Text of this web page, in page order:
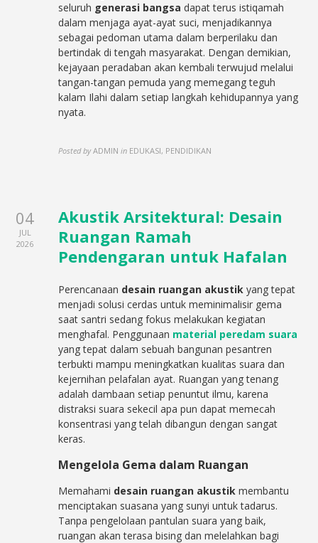
seluruh generasi bangsa dapat terus istiqamah
dalam menjaga ayat-ayat suci, menjadikannya
sebagai pedoman utama dalam berperilaku dan
bertindak di tengah masyarakat. Dengan demikian,
kejayaan peradaban akan kembali terwujud melalui
tangan-tangan pemuda yang memegang teguh
kalam Ilahi dalam setiap langkah kehidupannya yang
nyata.
Posted by ADMIN in EDUKASI, PENDIDIKAN
04
JUL
2026
Akustik Arsitektural: Desain
Ruangan Ramah
Pendengaran untuk Hafalan
Perencanaan desain ruangan akustik yang tepat
menjadi solusi cerdas untuk meminimalisir gema
saat santri sedang fokus melakukan kegiatan
menghafal. Penggunaan material peredam suara
yang tepat dalam sebuah bangunan pesantren
terbukti mampu meningkatkan kualitas suara dan
kejernihan pelafalan ayat. Ruangan yang tenang
adalah dambaan setiap penuntut ilmu, karena
distraksi suara sekecil apa pun dapat memecah
konsentrasi yang telah dibangun dengan sangat
keras.
Mengelola Gema dalam Ruangan
Memahami desain ruangan akustik membantu
menciptakan suasana yang sunyi untuk tadarus.
Tanpa pengelolaan pantulan suara yang baik,
ruangan akan terasa bising dan melelahkan bagi